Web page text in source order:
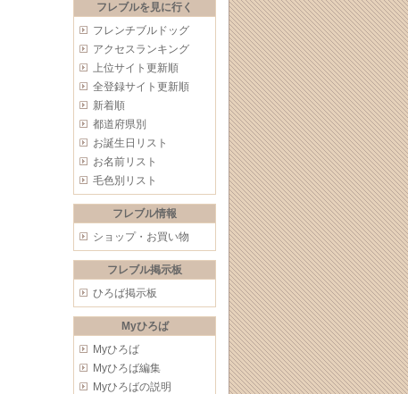
フレブルを見に行く
フレンチブルドッグ
アクセスランキング
上位サイト更新順
全登録サイト更新順
新着順
都道府県別
お誕生日リスト
お名前リスト
毛色別リスト
フレブル情報
ショップ・お買い物
フレブル掲示板
ひろば掲示板
Myひろば
Myひろば
Myひろば編集
Myひろばの説明